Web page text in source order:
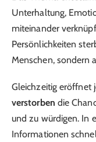
Unterhaltung,
miteinander
Persönlichkeiten
Menschen, sondern
Gleichzeitig eröffnet
verstorben die
und zu würdigen. In
Informationen